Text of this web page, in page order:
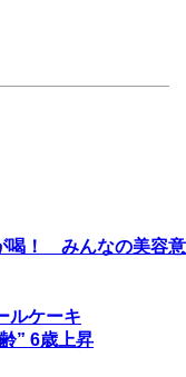
喝！ みんなの美容意
ルケーキ
” 6歳上昇